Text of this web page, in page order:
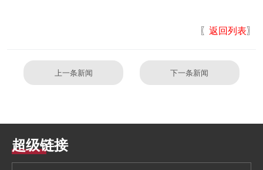
〖 返回列表〗
上一条新闻 下一条新闻
超级链接